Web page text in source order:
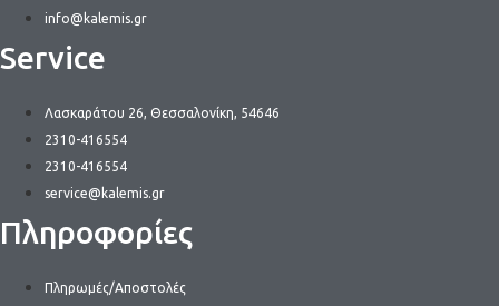
info@kalemis.gr
Service
Λασκαράτου 26, Θεσσαλονίκη, 54646
2310-416554
2310-416554
service@kalemis.gr
Πληροφορίες
Πληρωμές/Αποστολές